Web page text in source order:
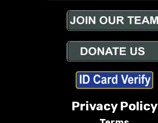
Privacy Policy